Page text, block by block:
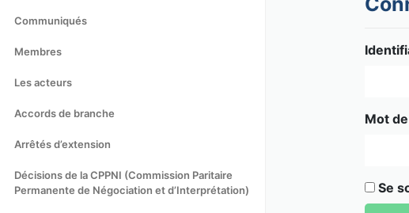
Communiqués
Membres
Les acteurs
Accords de branche
Arrêtés d’extension
Décisions de la CPPNI (Commission Paritaire
Permanente de Négociation et d’Interprétation)
Mot
Se